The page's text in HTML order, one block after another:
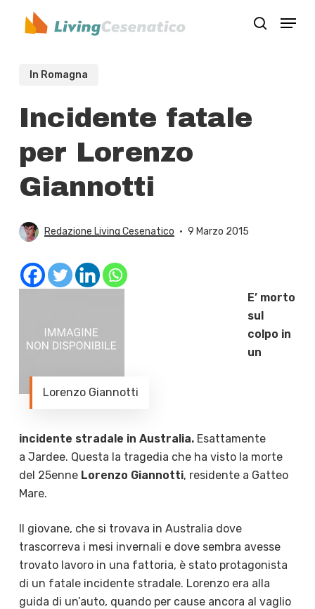
search
Menu
In Romagna
Incidente fatale
per Lorenzo
Giannotti
Redazione Living Cesenatico 9 Marzo 2015
Lorenzo Giannotti
E’ morto
sul
colpo in
un
incidente stradale in Australia.Esattamente
a Jardee. Questa la tragedia che ha visto la morte
del 25enne Lorenzo Giannotti, residente a Gatteo
Mare.
Il giovane, che si trovava in Australia dove
trascorreva i mesi invernali e dove sembra avesse
trovato lavoro in una fattoria, è stato protagonista
di un fatale incidente stradale. Lorenzo era alla
guida di un’auto, quando per cause ancora al vaglio